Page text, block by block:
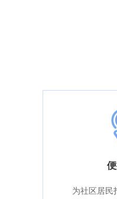
为社区居民